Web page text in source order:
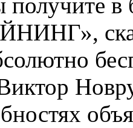
получите